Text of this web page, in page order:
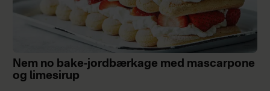
Nem no bake-jordbærkage med mascarpone
og limesirup